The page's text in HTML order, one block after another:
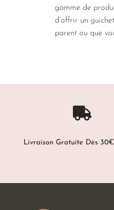
gamme de
d’offrir un
parent ou que
Livraison Gratuite Dès